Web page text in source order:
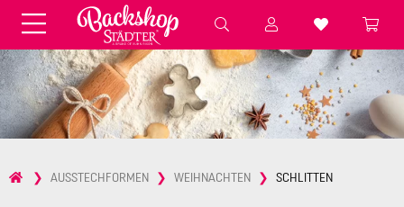
Aufbewahren
Fondant & Zubehör Speisefarben
Pralinenkapseln Geschenktüten
Backzutaten Küchenhelfer
AUSSTECHFORMEN WEIHNACHTEN SCHLITTEN